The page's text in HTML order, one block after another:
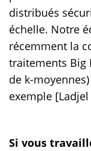
distribués
échelle. Notre
récemment la
traitements Big
de k-
exemple [Ladjel
Si vous